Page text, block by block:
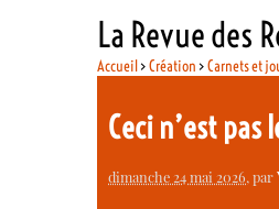
La Revue des
Accueil>Création >Carnets et
Ceci n’est pas
dimanche 24 mai 2026, par